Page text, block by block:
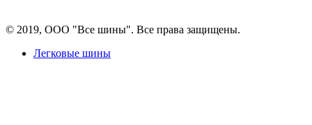
© 2019, ООО "Все шины". Все права защищены.
Легковые шины